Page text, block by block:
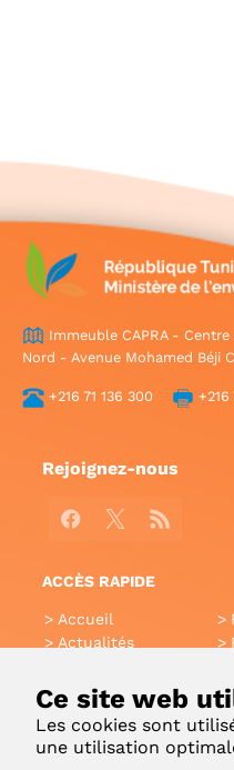
Ce site web
Les cookies sont
une utilisation
Immeuble CAPRA - Centre
Nord - Avenue Mohamed Béji
+216 71 136 300 +216
Rejoignez-nous
Facebook
X RSS
ACCÈS RAPIDE
Accueil
Actualités
Glossaire
Liens utiles
Contact